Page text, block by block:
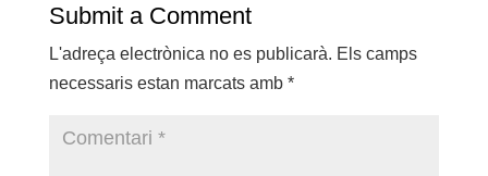
Submit a Comment
L'adreça electrònica no es publicarà. Els camps
necessaris estan marcats amb *